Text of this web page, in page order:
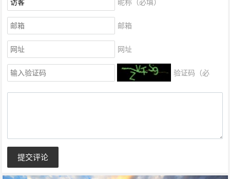
邮箱
网址
验证码（必
填）
提交评论